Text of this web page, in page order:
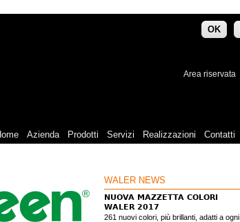
OK
Area riservata
Azienda Prodotti Servizi Realizzazioni Contatti
WALER NEWS
NUOVA MAZZETTA COLORI
WALER 2017
261 nuovi colori, più brillanti, adatti a ogni